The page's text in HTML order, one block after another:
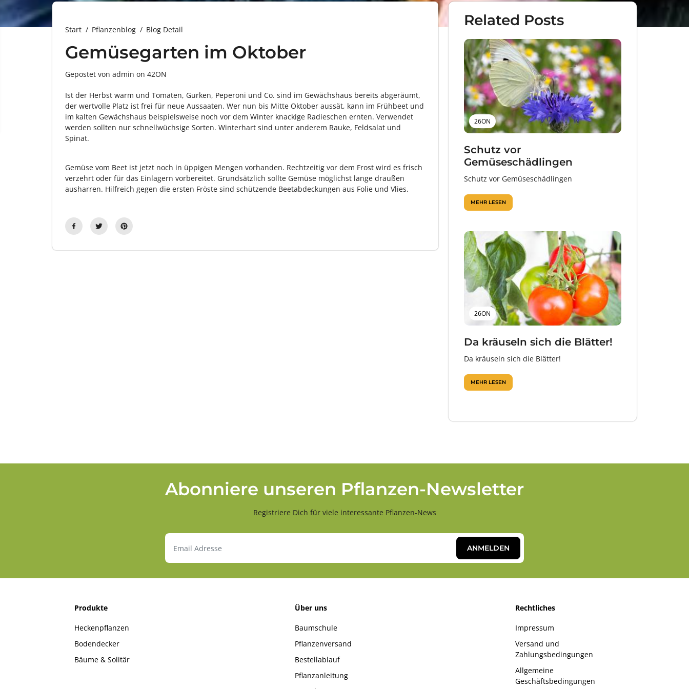
Start Pflanzenblog Blog Detail
Gemüsegarten im Oktober
Gepostet von admin on 42ON
Ist der Herbst warm und Tomaten, Gurken, Peperoni und Co. sind im Gewächshaus bereits abgeräumt,
der wertvolle Platz ist frei für neue Aussaaten. Wer nun bis Mitte Oktober aussät, kann im Frühbeet und
im kalten Gewächshaus beispielsweise noch vor dem Winter knackige Radieschen ernten. Verwendet
werden sollten nur schnellwüchsige Sorten. Winterhart sind unter anderem Rauke, Feldsalat und
Spinat.
Gemüse vom Beet ist jetzt noch in üppigen Mengen vorhanden. Rechtzeitig vor dem Frost wird es frisch
verzehrt oder für das Einlagern vorbereitet. Grundsätzlich sollte Gemüse möglichst lange draußen
ausharren. Hilfreich gegen die ersten Fröste sind schützende Beetabdeckungen aus Folie und Vlies.
Related Posts
26ON
Schutz vor
Gemüseschädlingen
Schutz vor Gemüseschädlingen
MEHR LESEN
26ON
Da kräuseln sich die Blätter!
Da kräuseln sich die Blätter!
MEHR LESEN
Abonniere unseren Pflanzen-Newsletter
Registriere Dich für viele interessante Pflanzen-News
ANMELDEN
Produkte
Heckenpflanzen
Bodendecker
Bäume & Solitär
Über uns
Baumschule
Pflanzenversand
Bestellablauf
Pflanzanleitung
Rechtliches
Impressum
Versand und
Zahlungsbedingungen
Allgemeine
Geschäftsbedingungen